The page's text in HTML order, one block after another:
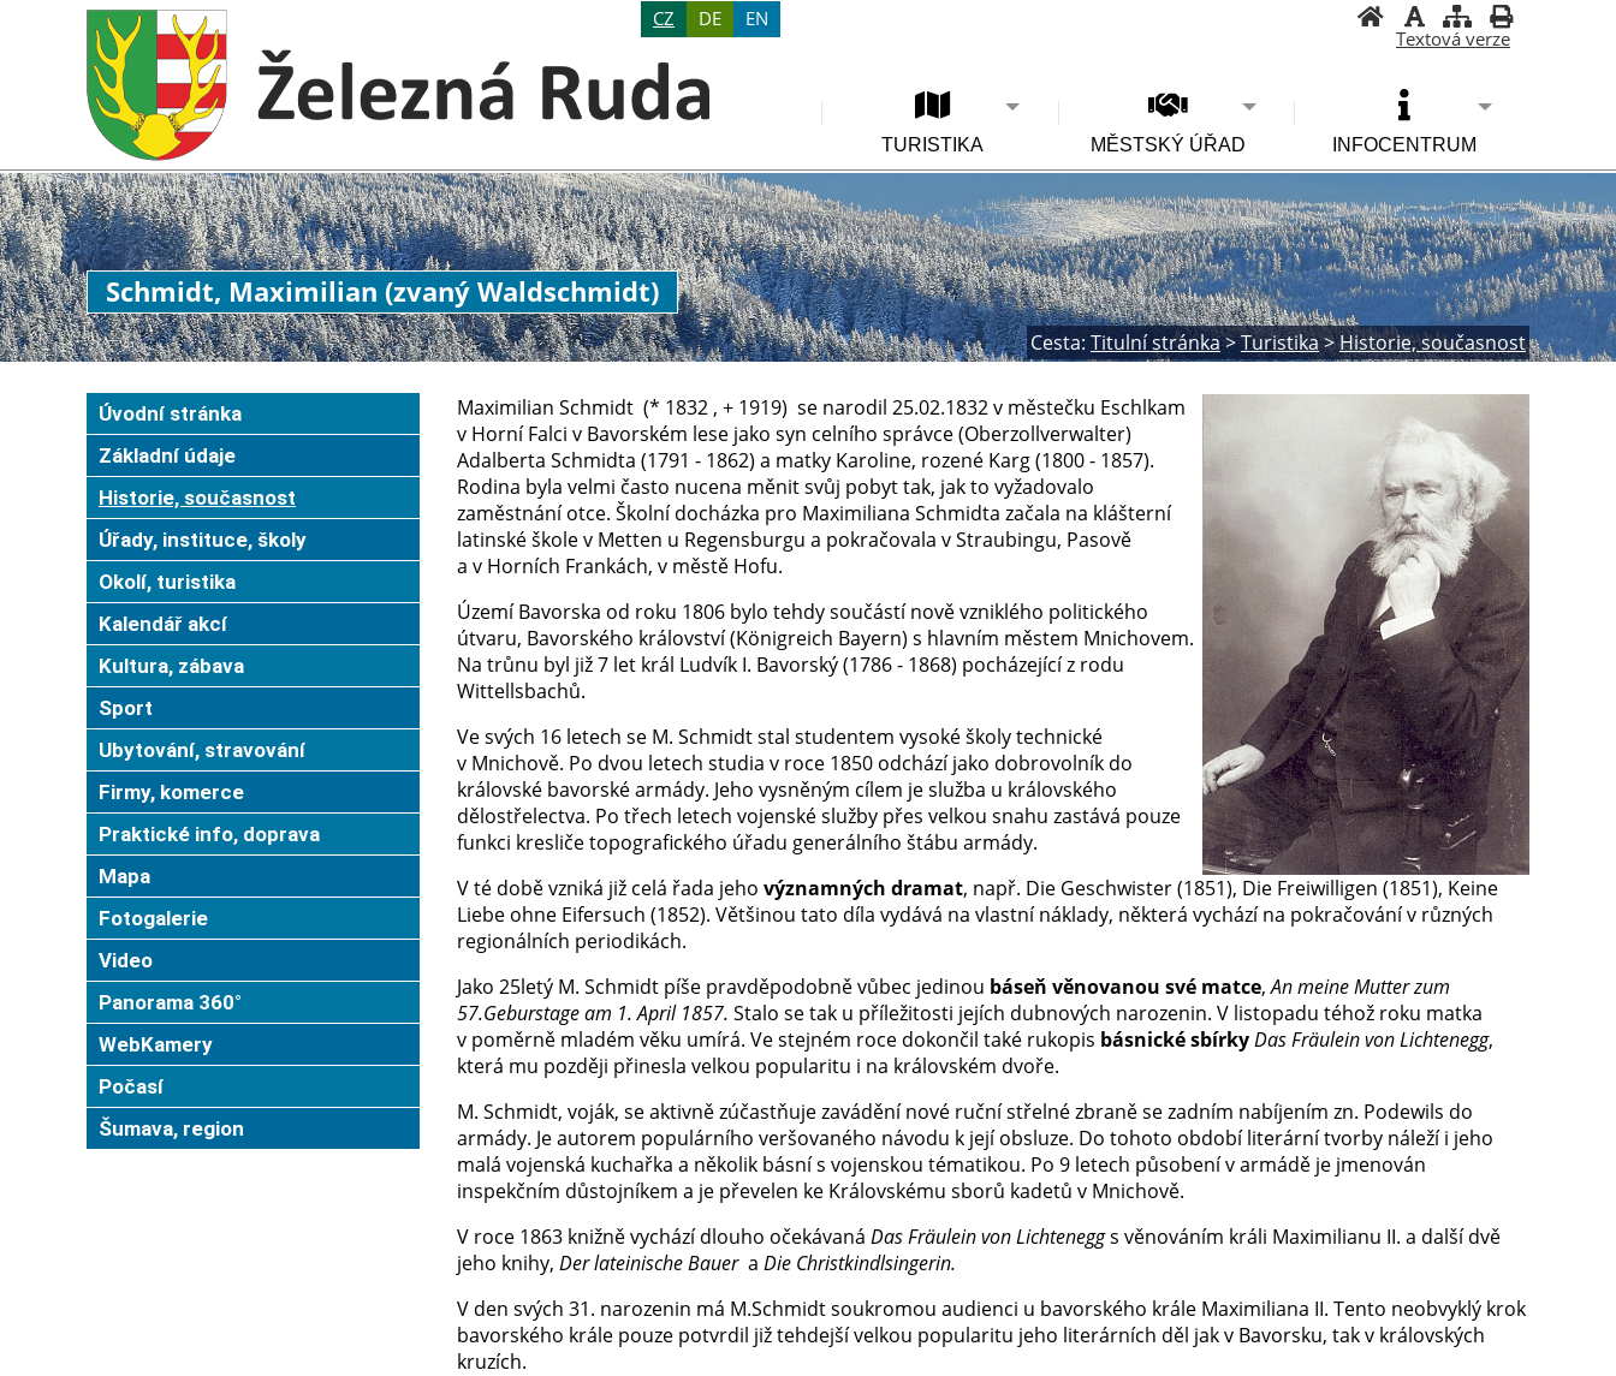
CZ DE EN
Textová verze
TURISTIKA MĚSTSKÝ ÚŘAD INFOCENTRUM
Schmidt, Maximilian (zvaný Waldschmidt)
Cesta: Titulní stránka>Turistika>Historie, současnost
Úvodní stránka
Základní údaje
Historie, současnost
Úřady, instituce, školy
Okolí, turistika
Kalendář akcí
Kultura, zábava
Sport
Ubytování, stravování
Firmy, komerce
Praktické info, doprava
Mapa
Fotogalerie
Video
Panorama 360°
WebKamery
Počasí
Šumava, region
Maximilian Schmidt (* 1832 , + 1919) se narodil 25.02.1832 v městečku Eschlkam
v Horní Falci v Bavorském lese jako syn celního správce (Oberzollverwalter)
Adalberta Schmidta (1791 - 1862) a matky Karoline, rozené Karg (1800 - 1857).
Rodina byla velmi často nucena měnit svůj pobyt tak, jak to vyžadovalo
zaměstnání otce. Školní docházka pro Maximiliana Schmidta začala na klášterní
latinské škole v Metten u Regensburgu a pokračovala v Straubingu, Pasově
a v Horních Frankách, v městě Hofu.
Území Bavorska od roku 1806 bylo tehdy součástí nově vzniklého politického
útvaru, Bavorského království (Königreich Bayern) s hlavním městem Mnichovem.
Na trůnu byl již 7 let král Ludvík I. Bavorský (1786 - 1868) pocházející z rodu
Wittellsbachů.
Ve svých 16 letech se M. Schmidt stal studentem vysoké školy technické
v Mnichově. Po dvou letech studia v roce 1850 odchází jako dobrovolník do
královské bavorské armády. Jeho vysněným cílem je služba u královského
dělostřelectva. Po třech letech vojenské služby přes velkou snahu zastává pouze
funkci kresliče topografického úřadu generálního štábu armády.
V té době vzniká již celá řada jeho významných dramat, např. Die Geschwister (1851), Die Freiwilligen (1851), Keine
Liebe ohne Eifersuch (1852). Většinou tato díla vydává na vlastní náklady, některá vychází na pokračování v různých
regionálních periodikách.
Jako 25letý M. Schmidt píše pravděpodobně vůbec jedinou báseň věnovanou své matce,An meine Mutter zum
57.Geburstage am 1. April 1857. Stalo se tak u příležitosti jejích dubnových narozenin. V listopadu téhož roku matka
v poměrně mladém věku umírá. Ve stejném roce dokončil také rukopis básnické sbírkyDas Fräulein von Lichtenegg,
která mu později přinesla velkou popularitu i na královském dvoře.
M. Schmidt, voják, se aktivně zúčastňuje zavádění nové ruční střelné zbraně se zadním nabíjením zn. Podewils do
armády. Je autorem populárního veršovaného návodu k její obsluze. Do tohoto období literární tvorby náleží i jeho
malá vojenská kuchařka a několik básní s vojenskou tématikou. Po 9 letech působení v armádě je jmenován
inspekčním důstojníkem a je převelen ke Královskému sborů kadetů v Mnichově.
V roce 1863 knižně vychází dlouho očekávaná Das Fräulein von Lichteneggs věnováním králi Maximilianu II. a další dvě
jeho knihy, Der lateinische Bauer a Die Christkindlsingerin.
V den svých 31. narozenin má M.Schmidt soukromou audienci u bavorského krále Maximiliana II. Tento neobvyklý krok
bavorského krále pouze potvrdil již tehdejší velkou popularitu jeho literárních děl jak v Bavorsku, tak v královských
kruzích.